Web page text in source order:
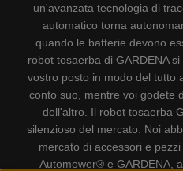
un'avanzata tecnologia di
automatico torna
quando le batterie devono
robot tosaerba di GARDENA
vostro posto in modo del tutto
conto suo, mentre voi godete
dell'altro. Il robot tosaerba
silenzioso del mercato. Noi
mercato di accessori e
Automower® e GARDENA,